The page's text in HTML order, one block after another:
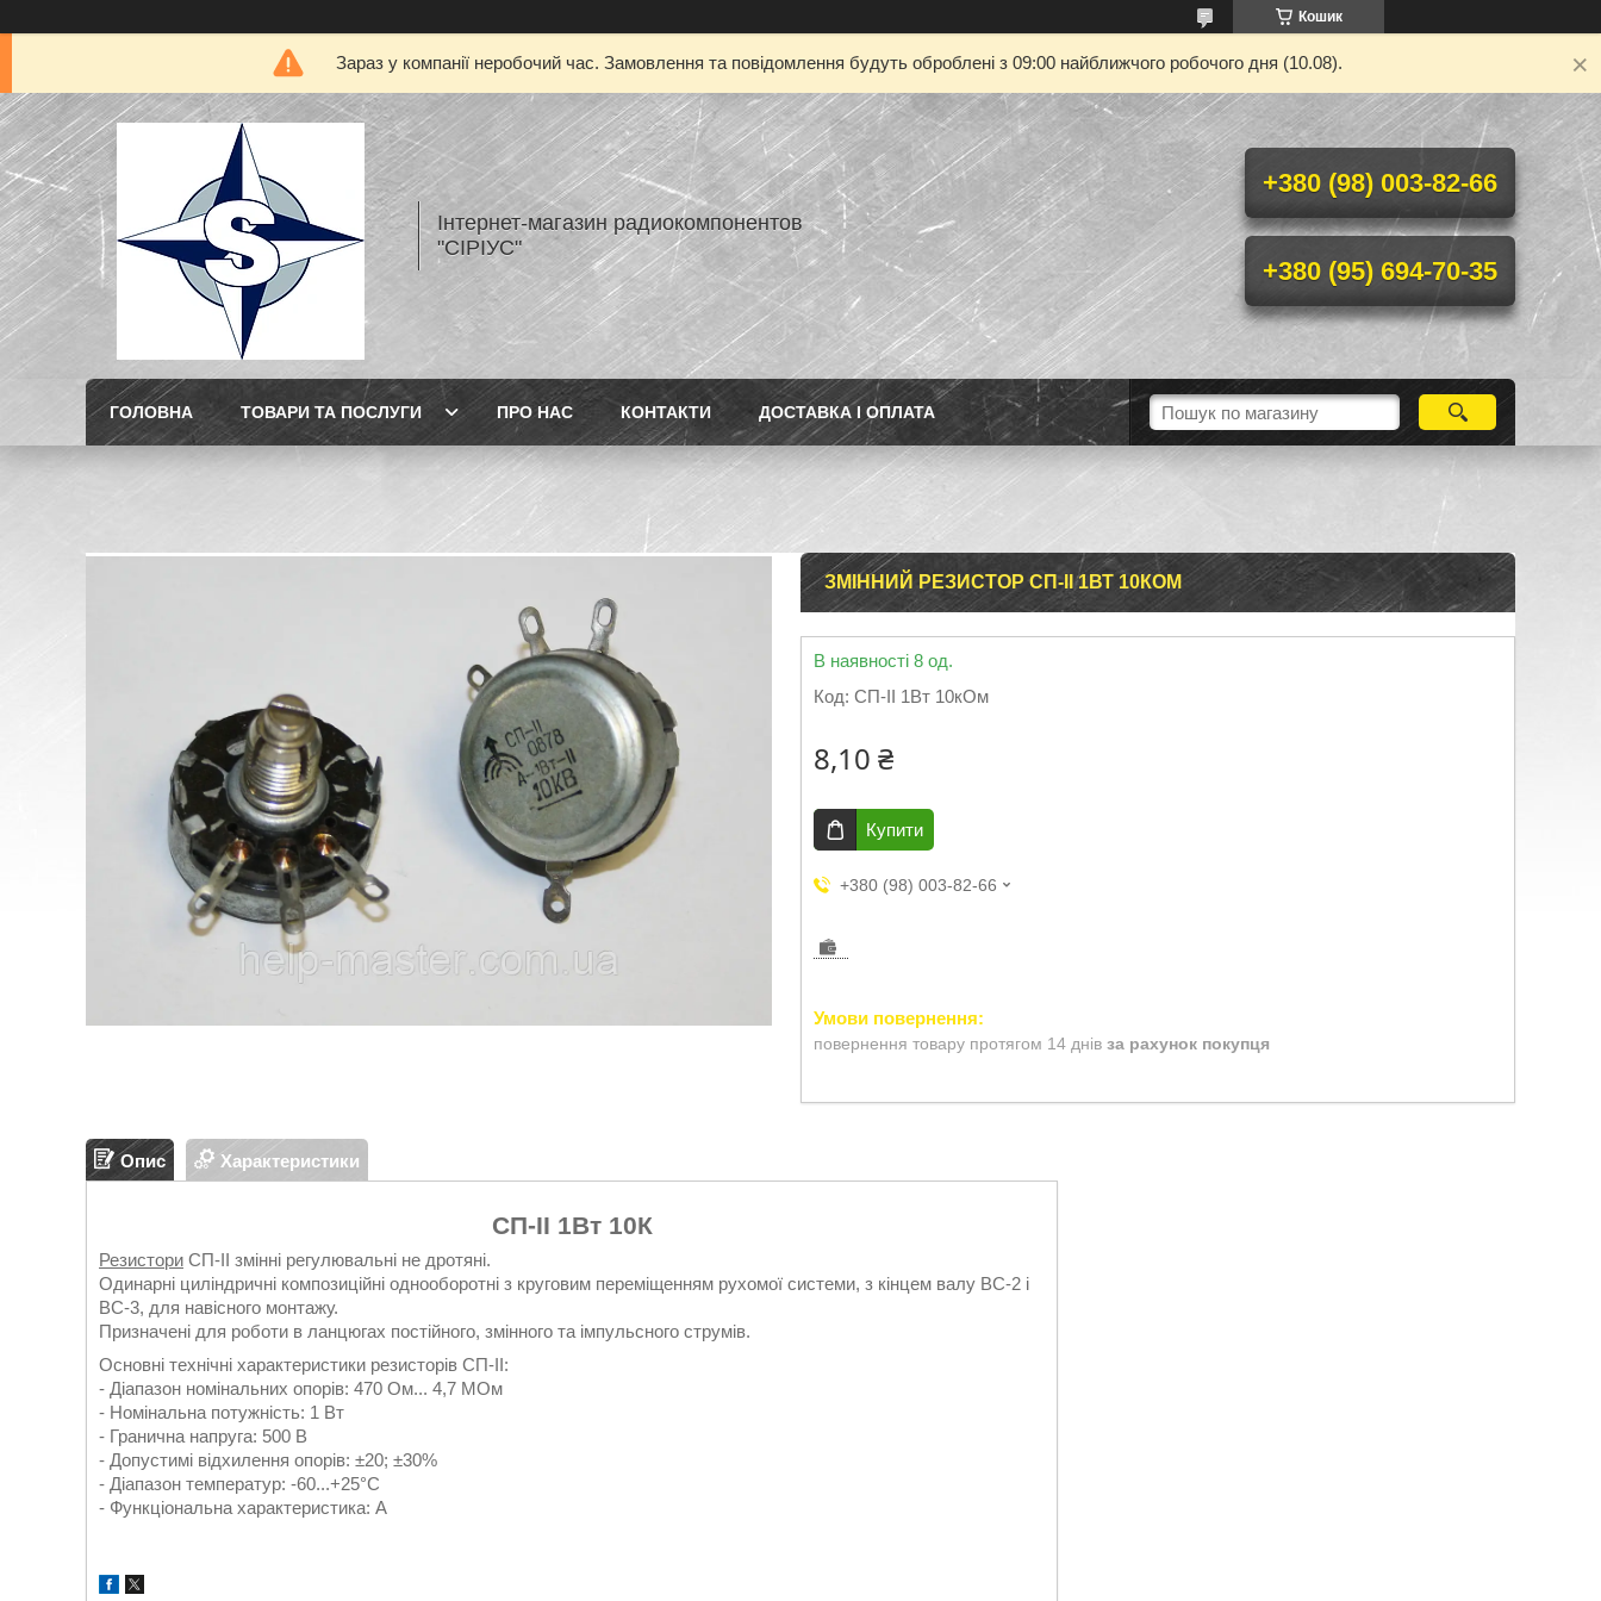
Кошик
Зараз у компанії неробочий час. Замовлення та повідомлення будуть оброблені з 09:00 найближчого робочого дня (10.08).
Інтернет-магазин радиокомпонентов
"СІРІУС"
+380 (98) 003-82-66
+380 (95) 694-70-35
ГОЛОВНА ТОВАРИ ТА ПОСЛУГИ ПРО НАС КОНТАКТИ ДОСТАВКА І ОПЛАТА
ЗМІННИЙ РЕЗИСТОР СП-II 1ВТ 10КОМ
В наявності 8 од.
Код: СП-II 1Вт 10кОм
8,10 ₴
Купити
+380 (98) 003-82-66
повернення товару протягом 14 днів за рахунок покупця
Опис Характеристики
СП-II 1Вт 10К
Резистори СП-II змінні регулювальні не дротяні.
Одинарні циліндричні композиційні однооборотні з круговим переміщенням рухомої системи, з кінцем валу ВС-2 і
ВС-3, для навісного монтажу.
Призначені для роботи в ланцюгах постійного, змінного та імпульсного струмів.
Основні технічні характеристики резисторів СП-ІІ:
- Діапазон номінальних опорів: 470 Ом... 4,7 МОм
- Номінальна потужність: 1 Вт
- Гранична напруга: 500 В
- Допустимі відхилення опорів: ±20; ±30%
- Діапазон температур: -60...+25°С
- Функціональна характеристика: А